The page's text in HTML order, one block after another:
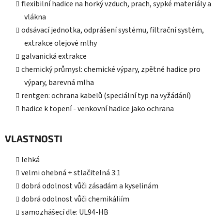
flexibilní hadice na horký vzduch, prach, sypké materiály a
vlákna
odsávací jednotka, odprášení systému, filtrační systém,
extrakce olejové mlhy
galvanická extrakce
chemický průmysl: chemické výpary, zpětné hadice pro
výpary, barevná mlha
rentgen: ochrana kabelů (speciální typ na vyžádání)
hadice k topení - venkovní hadice jako ochrana
VLASTNOSTI
lehká
velmi ohebná + stlačitelná 3:1
dobrá odolnost vůči zásadám a kyselinám
dobrá odolnost vůči chemikáliím
samozhášecí dle: UL94-HB